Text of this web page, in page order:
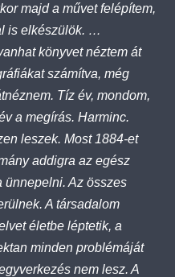
majd a művet felépítem,
is elkészülök. …
könyvet néztem át
számítva, még
Tíz év, mondom,
a megírás. Harminc.
leszek. Most 1884-et
addigra az egész
ünnepelni. Az összes
A társadalom
életbe léptetik, a
minden problémáját
nem lesz. A